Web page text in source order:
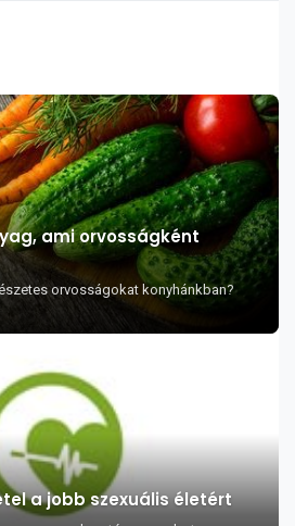
ami orvosságként
orvosságokat konyhánkban?
a jobb szexuális életért